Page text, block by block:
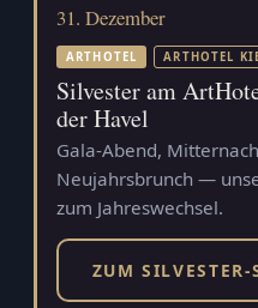
31. Dezember
ARTHOTEL ARTHOTEL
Silvester am
der Havel
Gala-Abend,
Neujahrsbrunch —
zum Jahreswechsel.
ZUM SILVESTER-